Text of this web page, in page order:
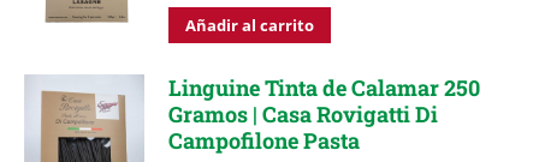
Añadir al carrito
Linguine Tinta de Calamar 250
Gramos | Casa Rovigatti Di
Campofilone Pasta